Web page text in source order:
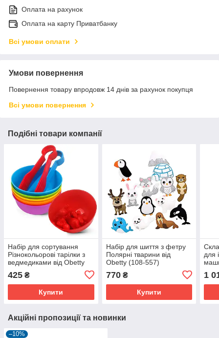
Оплата на рахунок
Оплата на карту Приватбанку
Всі умови оплати
Умови повернення
Повернення товару впродовж 14 днів за рахунок покупця
Всі умови повернення
Подібні товари компанії
Набір для сортування
Різнокольорові тарілки з
ведмедиками від Obetty
425 ₴
Купити
Набір для шиття з фетру
Полярні тварини від
Obetty (108-557)
770₴
Купити
для
1
Акційні пропозиції та новинки
–10%